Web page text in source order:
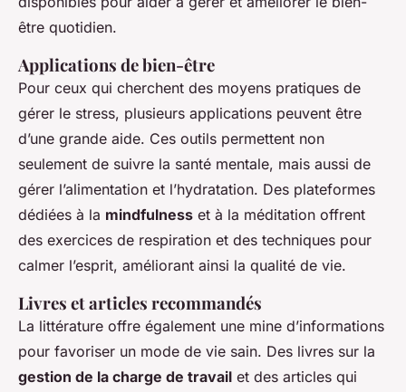
être quotidien.
Applications de bien-être
Pour ceux qui cherchent des moyens pratiques de
gérer le stress, plusieurs applications peuvent être
d’une grande aide. Ces outils permettent non
seulement de suivre la santé mentale, mais aussi de
gérer l’alimentation et l’hydratation. Des plateformes
dédiées à la mindfulness et à la méditation offrent
des exercices de respiration et des techniques pour
calmer l’esprit, améliorant ainsi la qualité de vie.
Livres et articles recommandés
La littérature offre également une mine d’informations
pour favoriser un mode de vie sain. Des livres sur la
gestion de la charge de travail et des articles qui